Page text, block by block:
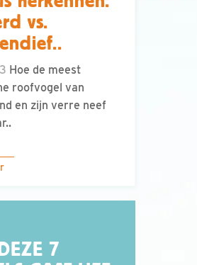
vs.
Hoe de meest
roofvogel van
en zijn verre neef
7